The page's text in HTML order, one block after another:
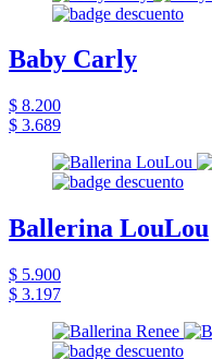
Baby Carly
$ 8.200
$ 3.689
Ballerina LouLou
$ 5.900
$ 3.197